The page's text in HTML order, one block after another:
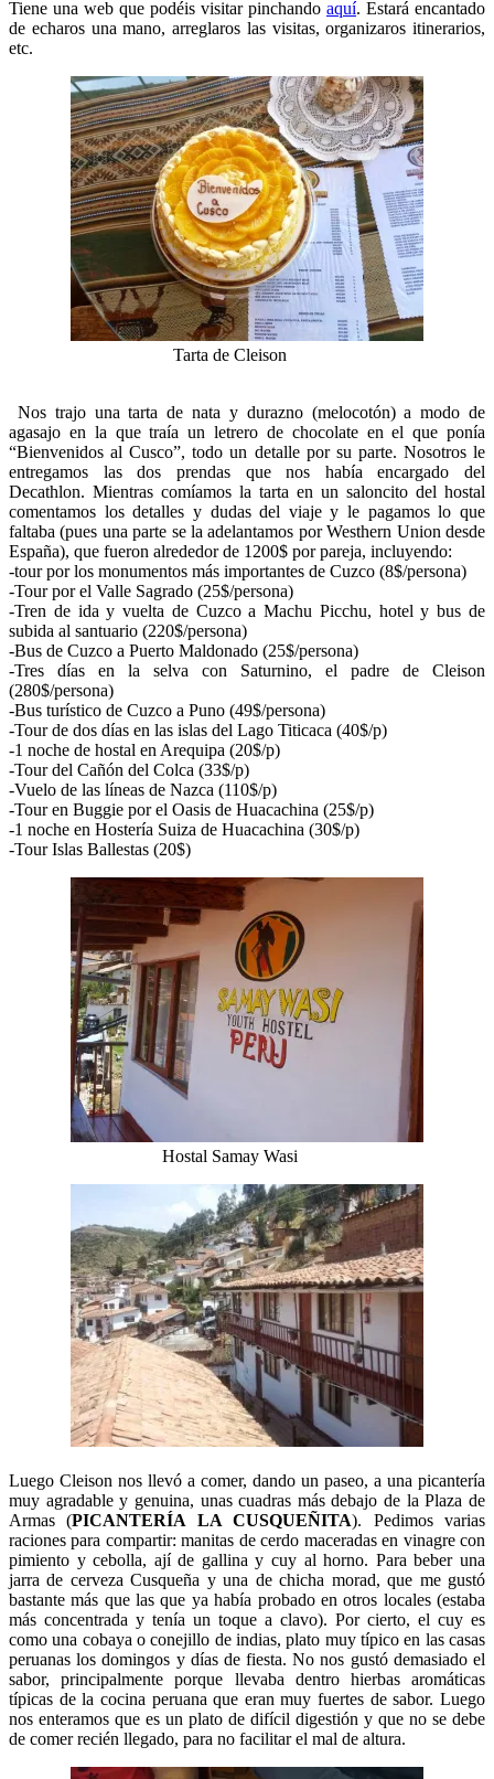
Tiene una web que podéis visitar pinchando aquí. Estará encantado
de echaros una mano, arreglaros las visitas, organizaros itinerarios,
etc.
Tarta de Cleison
Nos trajo una tarta de nata y durazno (melocotón) a modo de
agasajo en la que traía un letrero de chocolate en el que ponía
“Bienvenidos al Cusco”, todo un detalle por su parte. Nosotros le
entregamos las dos prendas que nos había encargado del
Decathlon. Mientras comíamos la tarta en un saloncito del hostal
comentamos los detalles y dudas del viaje y le pagamos lo que
faltaba (pues una parte se la adelantamos por Westhern Union desde
España), que fueron alrededor de 1200$ por pareja, incluyendo:
-tour por los monumentos más importantes de Cuzco (8$/persona)
-Tour por el Valle Sagrado (25$/persona)
-Tren de ida y vuelta de Cuzco a Machu Picchu, hotel y bus de
subida al santuario (220$/persona)
-Bus de Cuzco a Puerto Maldonado (25$/persona)
-Tres días en la selva con Saturnino, el padre de Cleison
(280$/persona)
-Bus turístico de Cuzco a Puno (49$/persona)
-Tour de dos días en las islas del Lago Titicaca (40$/p)
-1 noche de hostal en Arequipa (20$/p)
-Tour del Cañón del Colca (33$/p)
-Vuelo de las líneas de Nazca (110$/p)
-Tour en Buggie por el Oasis de Huacachina (25$/p)
-1 noche en Hostería Suiza de Huacachina (30$/p)
-Tour Islas Ballestas (20$)
Hostal Samay Wasi
Luego Cleison nos llevó a comer, dando un paseo, a una picantería
muy agradable y genuina, unas cuadras más debajo de la Plaza de
Armas (PICANTERÍA LA CUSQUEÑITA). Pedimos varias
raciones para compartir: manitas de cerdo maceradas en vinagre con
pimiento y cebolla, ají de gallina y cuy al horno. Para beber una
jarra de cerveza Cusqueña y una de chicha morad, que me gustó
bastante más que las que ya había probado en otros locales (estaba
más concentrada y tenía un toque a clavo). Por cierto, el cuy es
como una cobaya o conejillo de indias, plato muy típico en las casas
peruanas los domingos y días de fiesta. No nos gustó demasiado el
sabor, principalmente porque llevaba dentro hierbas aromáticas
típicas de la cocina peruana que eran muy fuertes de sabor. Luego
nos enteramos que es un plato de difícil digestión y que no se debe
de comer recién llegado, para no facilitar el mal de altura.